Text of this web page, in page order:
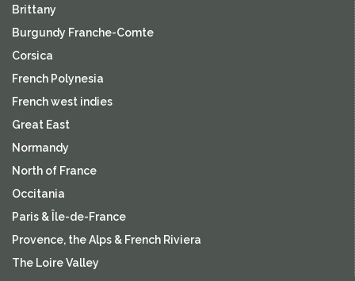
Brittany
Burgundy Franche-Comte
Corsica
French Polynesia
French west indies
Great East
Normandy
North of France
Occitania
Paris & Île-de-France
Provence, the Alps & French Riviera
The Loire Valley